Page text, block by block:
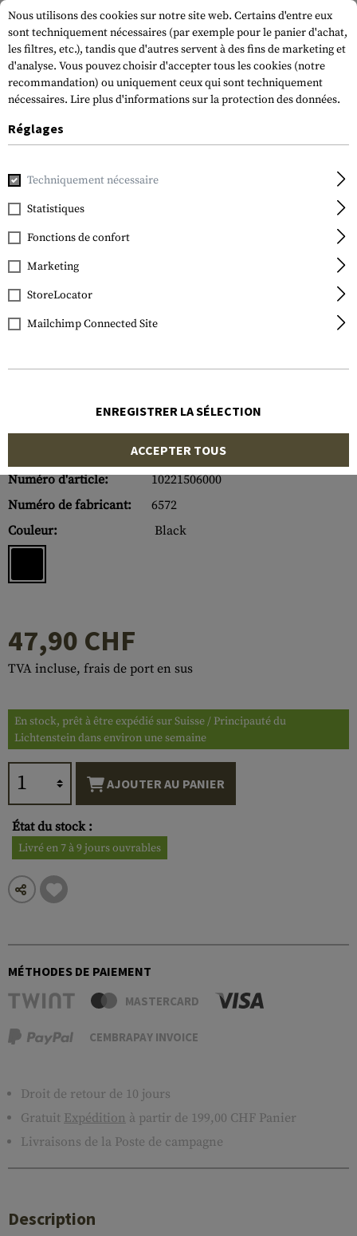
Glock
Magazine for Glock 26
10rds
Numéro d'article:
10221506000
Numéro de fabricant:
6572
Couleur:
Black
47,90 CHF
TVA incluse, frais de port en sus
En stock, prêt à être expédié sur Suisse / Principauté du
Lichtenstein dans environ une semaine
AJOUTER AU PANIER
État du stock :
Livré en 7 à 9 jours ouvrables
MÉTHODES DE PAIEMENT
MASTERCARD
CEMBRAPAY INVOICE
Droit de retour de 10 jours
Gratuit Expédition à partir de 199,00 CHF Panier
Livraisons de la Poste de campagne
Description
Nous utilisons des cookies sur notre site web. Certains d'entre eux
sont techniquement nécessaires (par exemple pour le panier d'achat,
les filtres, etc.), tandis que d'autres servent à des fins de marketing et
d'analyse. Vous pouvez choisir d'accepter tous les cookies (notre
recommandation) ou uniquement ceux qui sont techniquement
nécessaires. Lire plus d'informations sur la protection des données.
Réglages
Techniquement nécessaire
Statistiques
Fonctions de confort
Marketing
StoreLocator
Mailchimp Connected Site
ENREGISTRER LA SÉLECTION
ACCEPTER TOUS